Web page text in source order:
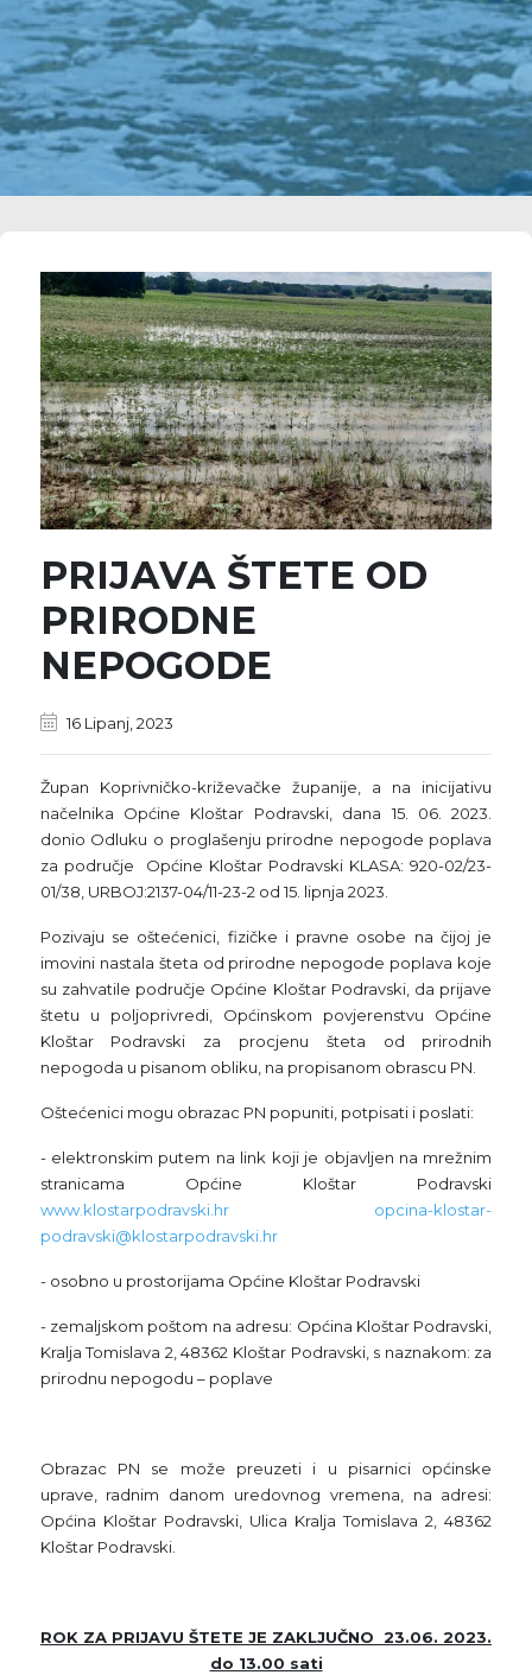
PRIJAVA ŠTETE OD
PRIRODNE
NEPOGODE
16 Lipanj, 2023
Župan Koprivničko-križevačke županije, a na inicijativu
načelnika Općine Kloštar Podravski, dana 15. 06. 2023.
donio Odluku o proglašenju prirodne nepogode poplava
za područje Općine Kloštar Podravski KLASA: 920-02/23-
01/38, URBOJ:2137-04/11-23-2 od 15. lipnja 2023.
Pozivaju se oštećenici, fizičke i pravne osobe na čijoj je
imovini nastala šteta od prirodne nepogode poplava koje
su zahvatile područje Općine Kloštar Podravski, da prijave
štetu u poljoprivredi, Općinskom povjerenstvu Općine
Kloštar Podravski za procjenu šteta od prirodnih
nepogoda u pisanom obliku, na propisanom obrascu PN.
Oštećenici mogu obrazac PN popuniti, potpisati i poslati:
- elektronskim putem na link koji je objavljen na mrežnim
stranicama Općine Kloštar Podravski
www.klostarpodravski.hr
opcina-klostar-
podravski@klostarpodravski.hr
- osobno u prostorijama Općine Kloštar Podravski
- zemaljskom poštom na adresu: Općina Kloštar Podravski,
Kralja Tomislava 2, 48362 Kloštar Podravski, s naznakom: za
prirodnu nepogodu – poplave
Obrazac PN se može preuzeti i u pisarnici općinske
uprave, radnim danom uredovnog vremena, na adresi:
Općina Kloštar Podravski, Ulica Kralja Tomislava 2, 48362
Kloštar Podravski.
ROK ZA PRIJAVU ŠTETE JE ZAKLJUČNO 23.06. 2023.
do 13.00 sati